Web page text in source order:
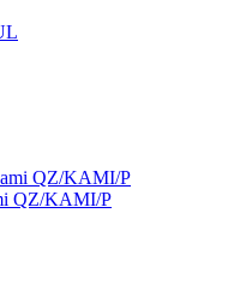
QZ/KAMI/P